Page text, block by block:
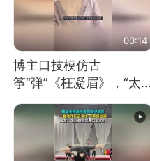
00:14
博主口技模仿古
筝“弹”《枉凝眉》，“太
像了～你是吃古筝长大的
吗？”“或将成为首位考级
不带古筝的选手。”（来
源：新华每日电讯）